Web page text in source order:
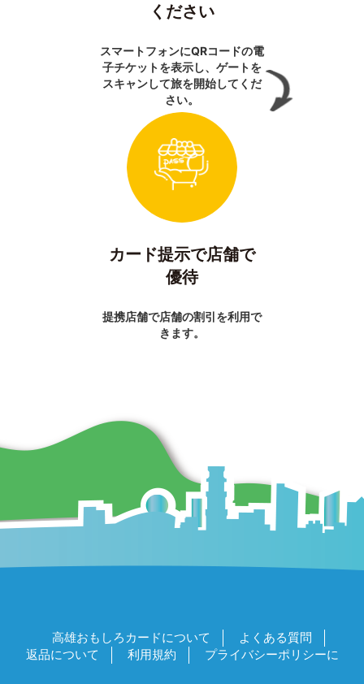
ください
スマートフォンにQRコードの電
子チケットを表示し、ゲートを
スキャンして旅を開始してくだ
さい。
カード提示で店舗で
優待
提携店舗で店舗の割引を利用で
きます。
高雄おもしろカードについて
よくある質問
返品について
利用規約 プライバシーポリシーに